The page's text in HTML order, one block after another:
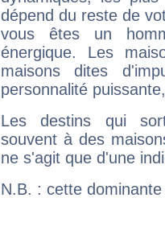
dépend du reste de
vous êtes un
énergique. Les
maisons dites
personnalité
Les destins qui
souvent à des
ne s'agit que d'une
N.B. : cette